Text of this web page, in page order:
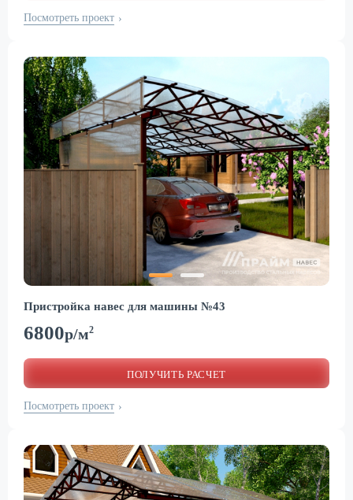
Посмотреть проект ›
Пристройка навес для машины №43
6800р/м2
ПОЛУЧИТЬ РАСЧЕТ
Посмотреть проект ›